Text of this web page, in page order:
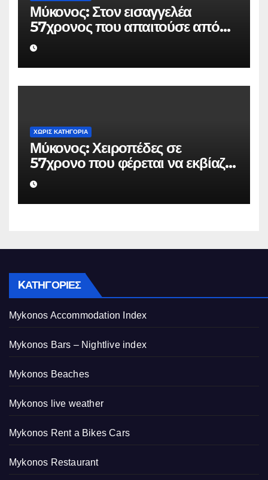
Μύκονος: Στον εισαγγελέα
57χρονος που απαιτούσε από
επιχειρηματία 80.000 ευρώ για
να μην κάνει καταγγελίες σε
βάρος του
ΧΩΡΊΣ ΚΑΤΗΓΟΡΊΑ
Μύκονος: Χειροπέδες σε
57χρονο που φέρεται να εκβίαζε
επιχείρηση για να «θάψει»
ψευδείς καταγγελίες – Η παγίδα
που του έστησε η ΕΛ.ΑΣ.
KΑΤΗΓΟΡΊΕΣ
Mykonos Accommodation Index
Mykonos Bars – Nightlive index
Mykonos Beaches
Mykonos live weather
Mykonos Rent a Bikes Cars
Mykonos Restaurant